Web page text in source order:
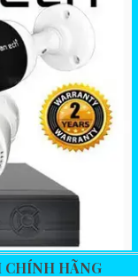
CHÍNH HÃNG